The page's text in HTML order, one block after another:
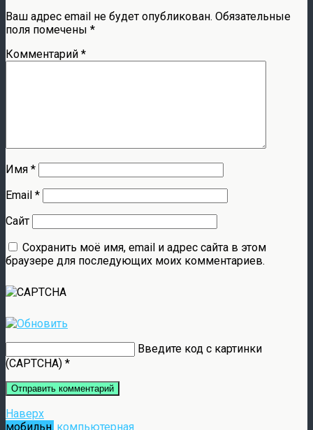
Ваш адрес email не будет опубликован. Обязательные
поля помечены *
Комментарий *
Имя *
Email *
Сайт
Сохранить моё имя, email и адрес сайта в этом
браузере для последующих моих комментариев.
Введите код с картинки
(CAPTCHA) *
Наверх
мобильн. компьютерная